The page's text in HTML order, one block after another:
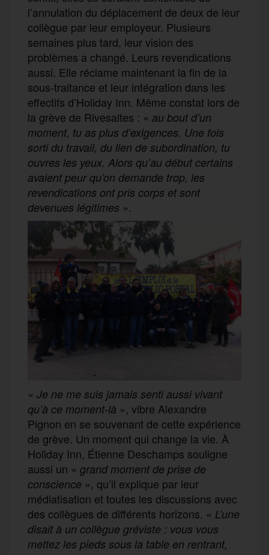
l’annulation du déplacement de deux de leur
collègue par leur employeur. Plusieurs
semaines plus tard, leur vision des
problèmes a changé. Leurs revendications
aussi. Elle réclame maintenant la fin de la
sous-traitance et leur intégration dans les
effectifs d’Holiday Inn. Même constat lors de
la grève de Rivesaltes : « au bout d’un
moment, tu as plus d’exigences. Une fois
sorti du travail, du lien de subordination, tu
ouvres les yeux. Alors qu’au début certains
avaient peur qu’on demande trop, les
revendications ont pris corps et sont
devenues légitimes ».
« Je ne me suis jamais senti aussi vivant
qu’à ce moment-là », vibre Alexandre
Pignon en se souvenant de cette expérience
de grève. Un moment qui change la vie. À
Holiday Inn, Étienne Deschamps souligne
aussi un « grand moment de prise de
conscience », qu’il explique par leur
médiatisation et toutes les discussions avec
des collègues de différents horizons. « L’une
disait à un collègue gréviste : vous vous
mettez les pieds sous la table en rentrant,